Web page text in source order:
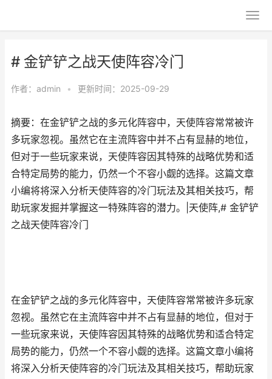
# 金铲铲之战天使阵容冷门
作者： admin • 更新时间：2025-09-29
摘要：在金铲铲之战的多元化阵容中，天使阵容常常被许
多玩家忽视。虽然它在主流阵容中并不占有显赫的地位，
但对于一些玩家来说，天使阵容因其特殊的战略优势和适
合特定局势的能力，仍然一个不容小觑的选择。这篇文章
小编将将深入分析天使阵容的冷门玩法及其相关技巧，帮
助玩家发掘并掌握这一特殊阵容的潜力。|天使阵,# 金铲铲
之战天使阵容冷门
在金铲铲之战的多元化阵容中，天使阵容常常被许多玩家
忽视。虽然它在主流阵容中并不占有显赫的地位，但对于
一些玩家来说，天使阵容因其特殊的战略优势和适合特定
局势的能力，仍然一个不容小觑的选择。这篇文章小编将
将深入分析天使阵容的冷门玩法及其相关技巧，帮助玩家